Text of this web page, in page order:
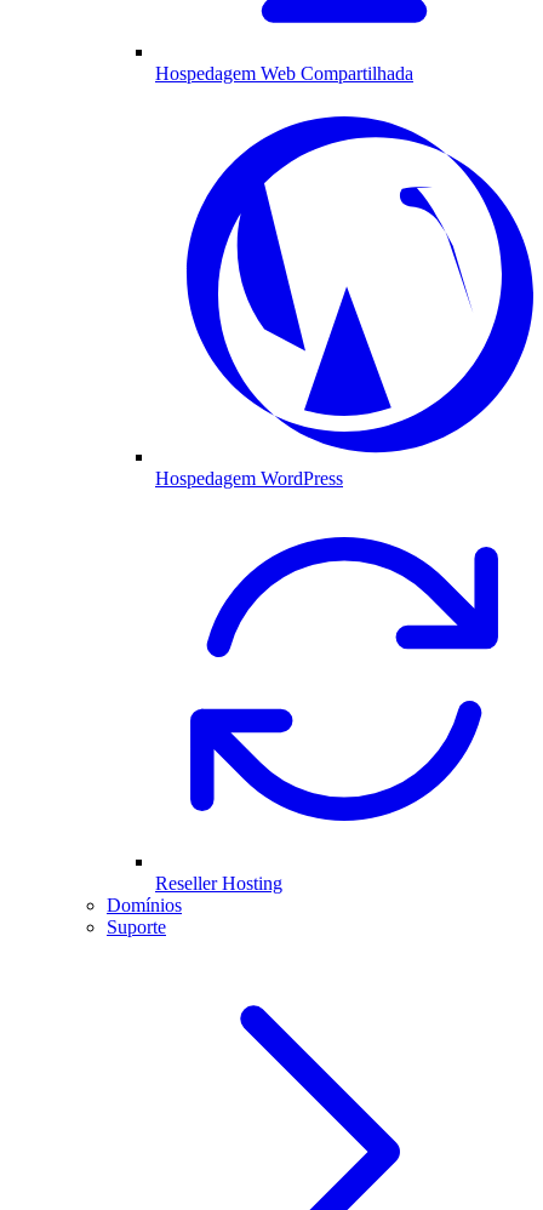
Hospedagem Web Compartilhada
Hospedagem WordPress
Reseller Hosting
Domínios
Suporte